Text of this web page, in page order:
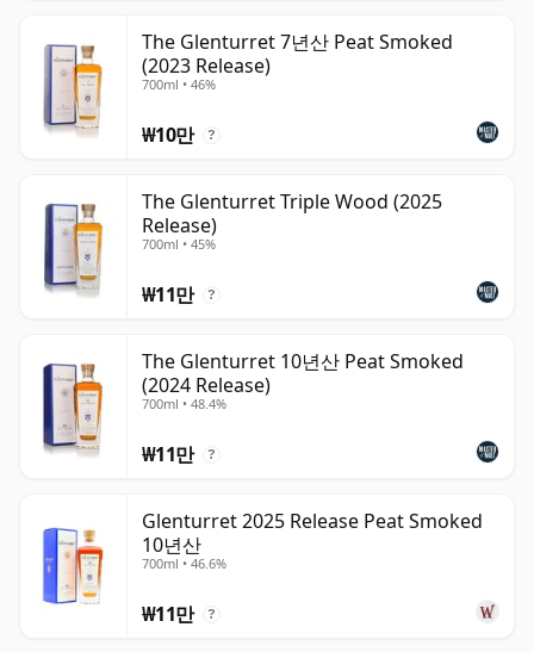
The Glenturret 7년산 Peat Smoked
(2023 Release)
700ml • 46%
₩10만 ?
The Glenturret Triple Wood (2025
Release)
700ml • 45%
₩11만 ?
The Glenturret 10년산 Peat Smoked
(2024 Release)
700ml • 48.4%
₩11만 ?
Glenturret 2025 Release Peat Smoked
10년산
700ml • 46.6%
₩11만 ?